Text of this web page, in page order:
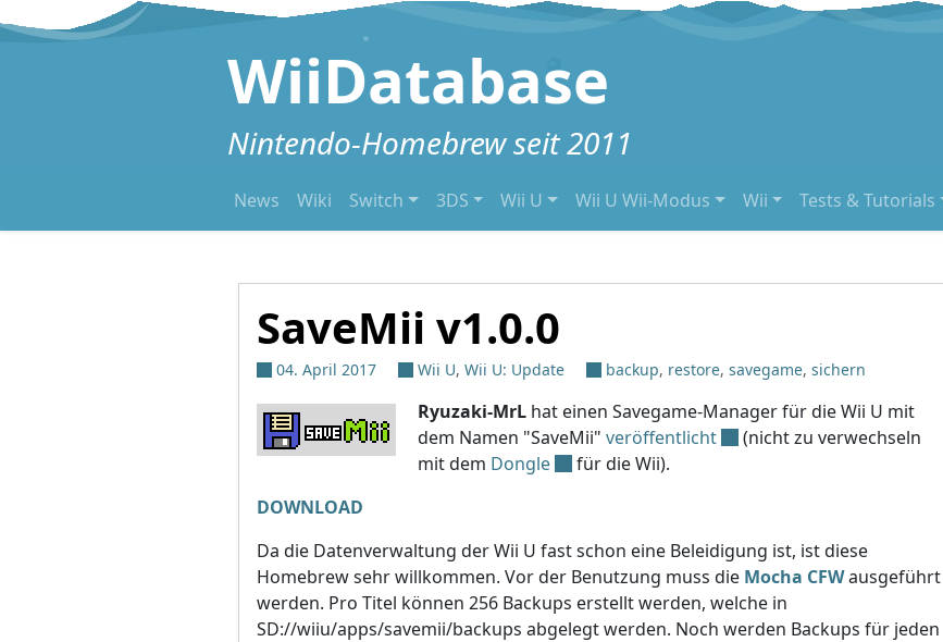
Zum Inhalt springen
WiiDatabase
Nintendo-Homebrew seit 2011
News Wiki Switch 3DS Wii U Wii U Wii-Modus Wii Tests & Tutorials
SaveMii v1.0.0
04. April 2017 Wii U, Wii U: Update backup, restore, savegame, sichern
Ryuzaki-MrL hat einen Savegame-Manager für die Wii U mit
dem Namen "SaveMii" veröffentlicht
(nicht zu verwechseln
mit dem Dongle
für die Wii).
DOWNLOAD
Da die Datenverwaltung der Wii U fast schon eine Beleidigung ist, ist diese
Homebrew sehr willkommen. Vor der Benutzung muss die Mocha CFWausgeführt
werden. Pro Titel können 256 Backups erstellt werden, welche in
SD://wiiu/apps/savemii/backups abgelegt werden. Noch werden Backups für jeden